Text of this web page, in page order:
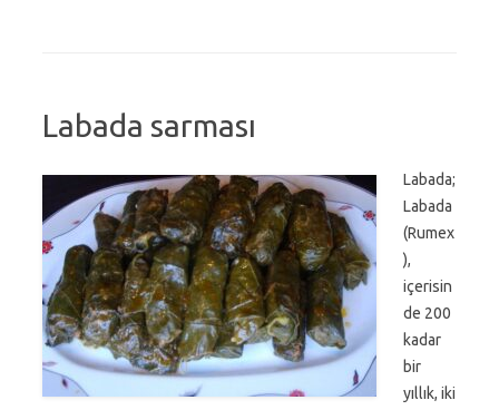
Labada sarması
Labada;
Labada
(Rumex
),
içerisin
de 200
kadar
bir
yıllık, iki